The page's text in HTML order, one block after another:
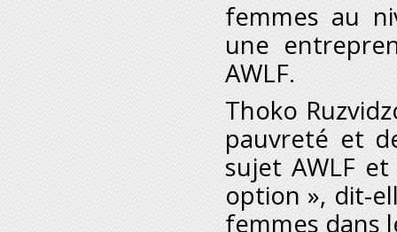
femmes au
une
AWLF.
Thoko
pauvreté et
sujet AWLF
option », dit-
femmes dans